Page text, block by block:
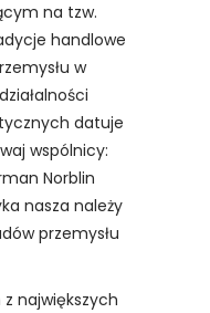
na tzw.
handlowe
w
datuje
wspólnicy:
Norblin
nasza należy
przemysłu
największych